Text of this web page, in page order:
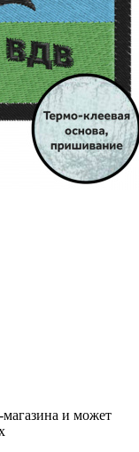
магазина и может